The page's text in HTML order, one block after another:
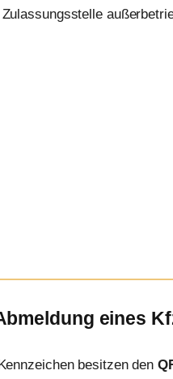
Zulassungsstelle
eines
besitzen den